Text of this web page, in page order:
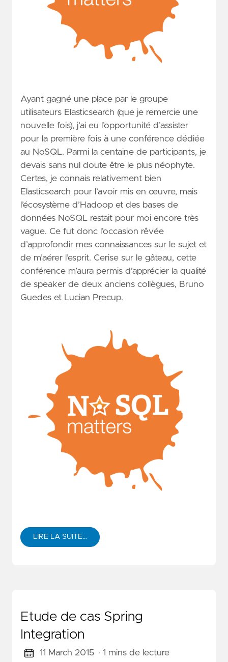
Ayant gagné une place par le groupe
utilisateurs Elasticsearch (que je remercie une
nouvelle fois), j’ai eu l’opportunité d’assister
pour la première fois à une conférence dédiée
au NoSQL. Parmi la centaine de participants, je
devais sans nul doute être le plus néophyte.
Certes, je connais relativement bien
Elasticsearch pour l’avoir mis en œuvre, mais
l’écosystème d’Hadoop et des bases de
données NoSQL restait pour moi encore très
vague. Ce fut donc l’occasion rêvée
d’approfondir mes connaissances sur le sujet et
de m’aérer l’esprit. Cerise sur le gâteau, cette
conférence m’aura permis d’apprécier la qualité
de speaker de deux anciens collègues, Bruno
Guedes et Lucian Precup.
LIRE LA SUITE…
Etude de cas Spring
Integration
11 March 2015 · 1 mins de lecture